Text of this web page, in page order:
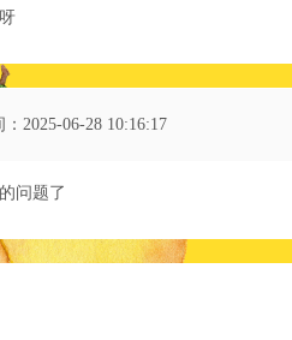
：2025-06-28 10:16:17
问题了